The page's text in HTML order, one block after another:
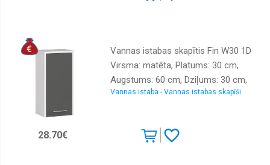
Vannas istabas skapītis Fin W30 1D
Virsma: matēta, Platums: 30 cm,
Augstums: 60 cm, Dziļums: 30 cm,
Korpusa krāsa: balts, Materiāls: LKSP
Vannas istaba - Vannas istabas skapīši
28.70€